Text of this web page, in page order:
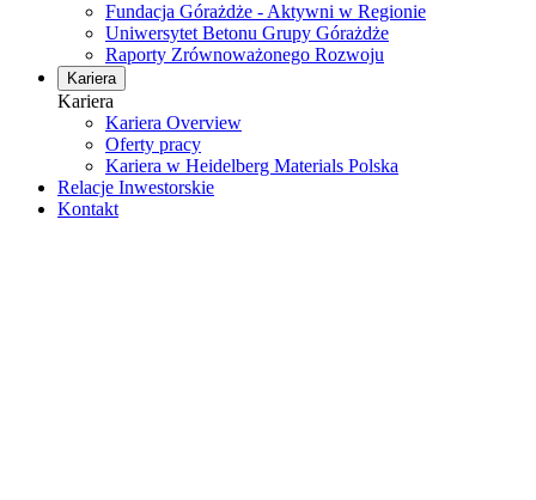
Fundacja Górażdże - Aktywni w Regionie
Uniwersytet Betonu Grupy Górażdże
Raporty Zrównoważonego Rozwoju
Kariera
Kariera
Kariera Overview
Oferty pracy
Kariera w Heidelberg Materials Polska
Relacje Inwestorskie
Kontakt